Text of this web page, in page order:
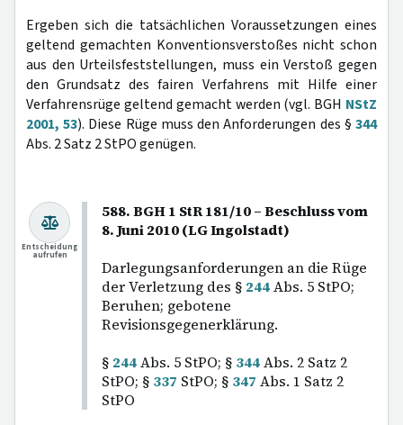
Ergeben sich die tatsächlichen Voraussetzungen eines
geltend gemachten Konventionsverstoßes nicht schon
aus den Urteilsfeststellungen, muss ein Verstoß gegen
den Grundsatz des fairen Verfahrens mit Hilfe einer
Verfahrensrüge geltend gemacht werden (vgl. BGH NStZ
2001, 53). Diese Rüge muss den Anforderungen des §344
Abs. 2 Satz 2 StPO genügen.
588. BGH 1 StR 181/10 – Beschluss vom
8. Juni 2010 (LG Ingolstadt)
Darlegungsanforderungen an die Rüge
der Verletzung des § 244Abs. 5 StPO;
Beruhen; gebotene
Revisionsgegenerklärung.
§ 244Abs. 5 StPO; § 344Abs. 2 Satz 2
StPO; § 337 StPO; § 347 Abs. 1 Satz 2
StPO
Entscheidung
aufrufen